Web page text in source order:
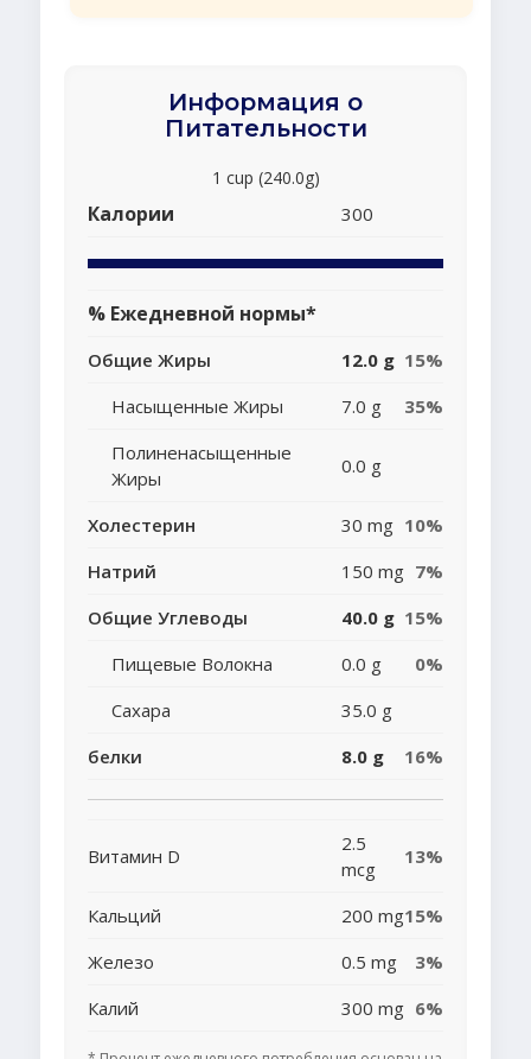
Информация о
Питательности
1 cup (240.0g)
Калории 300
% Ежедневной нормы*
Общие Жиры 12.0 g 15%
Насыщенные Жиры
7.0 g
35%
Полиненасыщенные
Жиры
0.0 g
Холестерин 30 mg 10%
Натрий
150 mg 7%
Общие Углеводы
40.0 g 15%
Пищевые Волокна
0.0 g
0%
Сахара
35.0 g
белки
8.0 g 16%
Витамин D
2.5
mcg
13%
Кальций 200 mg15%
Железо
0.5 mg
3%
Калий
300 mg 6%